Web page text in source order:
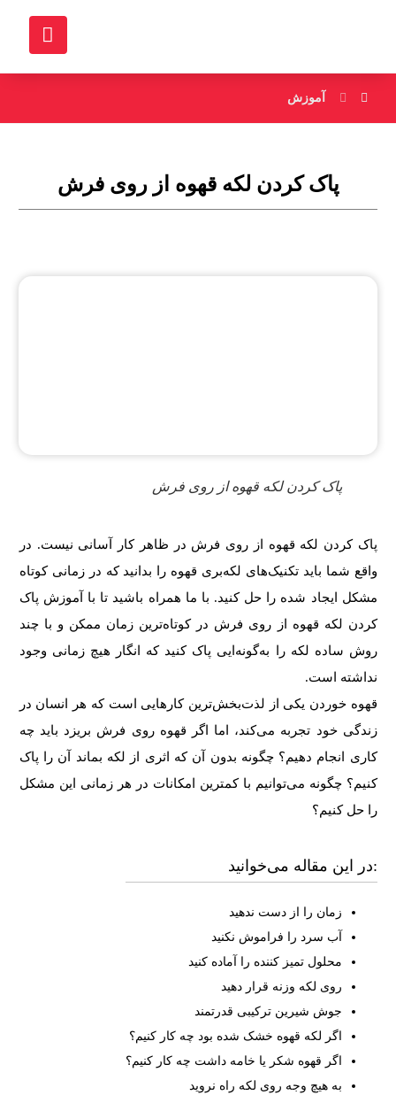
آموزش
پاک کردن لکه قهوه از روی فرش
پاک کردن لکه قهوه از روی فرش
پاک کردن لکه قهوه از روی فرش در ظاهر کار آسانی نیست. در
واقع شما باید تکنیک‌های لکه‌بری قهوه را بدانید که در زمانی کوتاه
مشکل ایجاد شده را حل کنید. با ما همراه باشید تا با آموزش پاک
کردن لکه قهوه از روی فرش در کوتاه‌ترین زمان ممکن و با چند
روش ساده لکه را به‌گونه‌ایی پاک کنید که انگار هیچ‌ زمانی وجود
نداشته است.
قهوه خوردن یکی از لذت‌بخش‌ترین کارهایی است که هر انسان در
زندگی خود تجربه می‌کند، اما اگر قهوه روی فرش بریزد باید چه
کاری انجام دهیم؟ چگونه بدون آن که اثری از لکه بماند آن را پاک
کنیم؟ چگونه می‌توانیم با کمترین امکانات در هر زمانی این مشکل
را حل کنیم؟
در این مقاله می‌خوانید:
زمان را از دست ندهید
آب سرد را فراموش نکنید
محلول تمیز کننده را آماده کنید
روی لکه وزنه قرار دهید
جوش شیرین ترکیبی قدرتمند
اگر لکه قهوه خشک شده بود چه کار کنیم؟
اگر قهوه شکر یا خامه داشت چه کار کنیم؟
به هیچ وجه روی لکه راه نروید